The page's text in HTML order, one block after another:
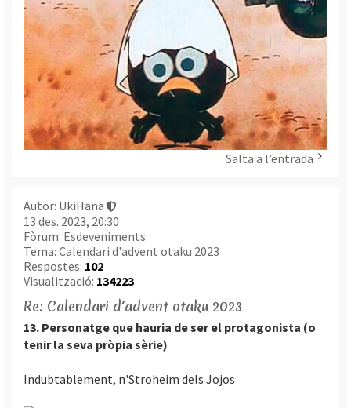
Salta a l’entrada
Autor: UkiHana
13 des. 2023, 20:30
Fòrum: Esdeveniments
Tema: Calendari d'advent otaku 2023
Respostes: 102
Visualització: 134223
Re: Calendari d'advent otaku 2023
13. Personatge que hauria de ser el protagonista (o
tenir la seva pròpia sèrie)
Indubtablement, n'Stroheim dels Jojos